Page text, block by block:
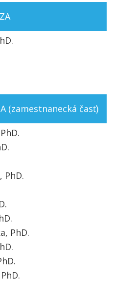
(zamestnanecká časť)
PhD.
PhD.